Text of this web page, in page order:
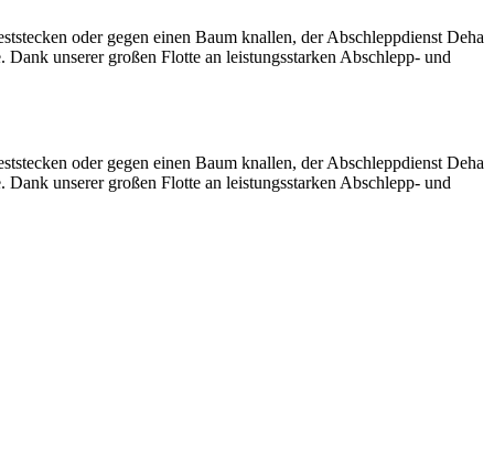
oder gegen einen Baum knallen, der Abschleppdienst Deha
unserer großen Flotte an leistungsstarken Abschlepp- und
oder gegen einen Baum knallen, der Abschleppdienst Deha
unserer großen Flotte an leistungsstarken Abschlepp- und